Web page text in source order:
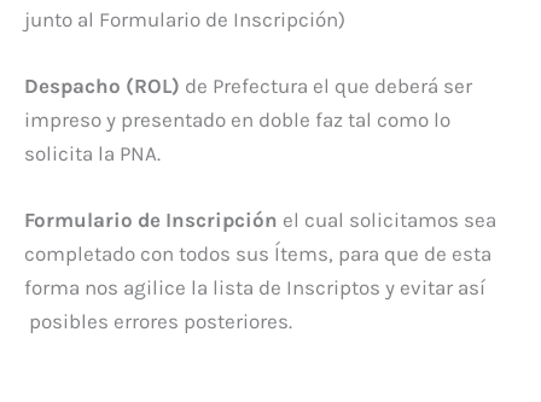
junto al Formulario de Inscripción)
Despacho (ROL) de Prefectura el que deberá ser
impreso y presentado en doble faz tal como lo
solicita la PNA.
Formulario de Inscripción el cual solicitamos sea
completado con todos sus Ítems, para que de esta
forma nos agilice la lista de Inscriptos y evitar así
posibles errores posteriores.